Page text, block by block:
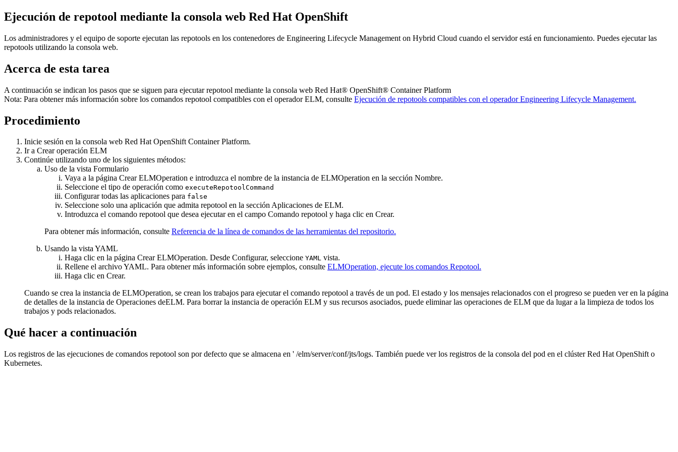
Ejecución de repotool mediante la consola web Red Hat OpenShift
Los administradores y el equipo de soporte ejecutan las repotools en los contenedores de Engineering Lifecycle Management on Hybrid Cloud cuando el servidor está en funcionamiento. Puedes ejecutar las
repotools utilizando la consola web.
Acerca de esta tarea
A continuación se indican los pasos que se siguen para ejecutar repotool mediante la consola web Red Hat® OpenShift® Container Platform
Nota: Para obtener más información sobre los comandos repotool compatibles con el operador ELM, consulte Ejecución de repotools compatibles con el operador Engineering Lifecycle Management.
Procedimiento
Inicie sesión en la consola web Red Hat OpenShift Container Platform.
Ir a Crear operación ELM
Continúe utilizando uno de los siguientes métodos:
Uso de la vista Formulario
Vaya a la página Crear ELMOperation e introduzca el nombre de la instancia de ELMOperation en la sección Nombre.
Seleccione el tipo de operación como executeRepotoolCommand
Configurartodas las aplicaciones para false
Seleccione solo una aplicación que admita repotool en la secciónAplicaciones de ELM.
Introduzca el comando repotool que desea ejecutar en el campo Comando repotool y haga clic en Crear.
Para obtener más información, consulte Referencia de la línea de comandos de las herramientas del repositorio.
Usando la vista YAML
Haga clic en la página Crear ELMOperation. Desde Configurar, seleccione YAML vista.
Rellene el archivo YAML. Para obtener más información sobre ejemplos, consulte ELMOperation, ejecute los comandos Repotool.
Haga clic en Crear.
Cuando se crea la instancia de ELMOperation, se crean los trabajos para ejecutar el comando repotool a través de un pod. El estado y los mensajes relacionados con el progreso se pueden ver en la página
de detalles de la instancia de Operaciones deELM. Para borrar la instancia de operación ELM y sus recursos asociados, puede eliminar las operaciones de ELM que da lugar a la limpieza de todos los
trabajos y pods relacionados.
Qué hacer a continuación
Los registros de las ejecuciones de comandos repotool son por defecto que se almacena en ' /elm/server/conf/jts/logs. También puede ver los registros de la consola del pod en el clúster Red Hat OpenShift o
Kubernetes.